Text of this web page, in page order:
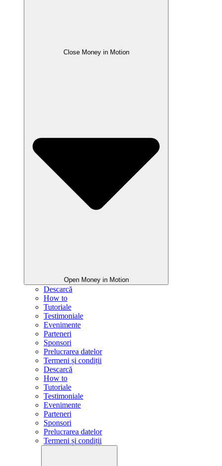
Close Money in Motion
Open Money in Motion
Descarcă
How to
Tutoriale
Testimoniale
Evenimente
Parteneri
Sponsori
Prelucrarea datelor
Termeni și condiții
Descarcă
How to
Tutoriale
Testimoniale
Evenimente
Parteneri
Sponsori
Prelucrarea datelor
Termeni și condiții